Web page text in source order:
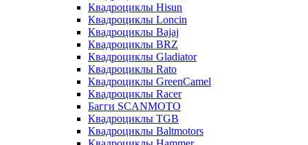
Квадроциклы Hisun
Квадроциклы Loncin
Квадроциклы Bajaj
Квадроциклы BRZ
Квадроциклы Gladiator
Квадроциклы Rato
Квадроциклы GreenCamel
Квадроциклы Racer
Багги SCANMOTO
Квадроциклы TGB
Квадроциклы Baltmotors